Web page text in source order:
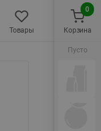
Товары Корзина
0
Пусто